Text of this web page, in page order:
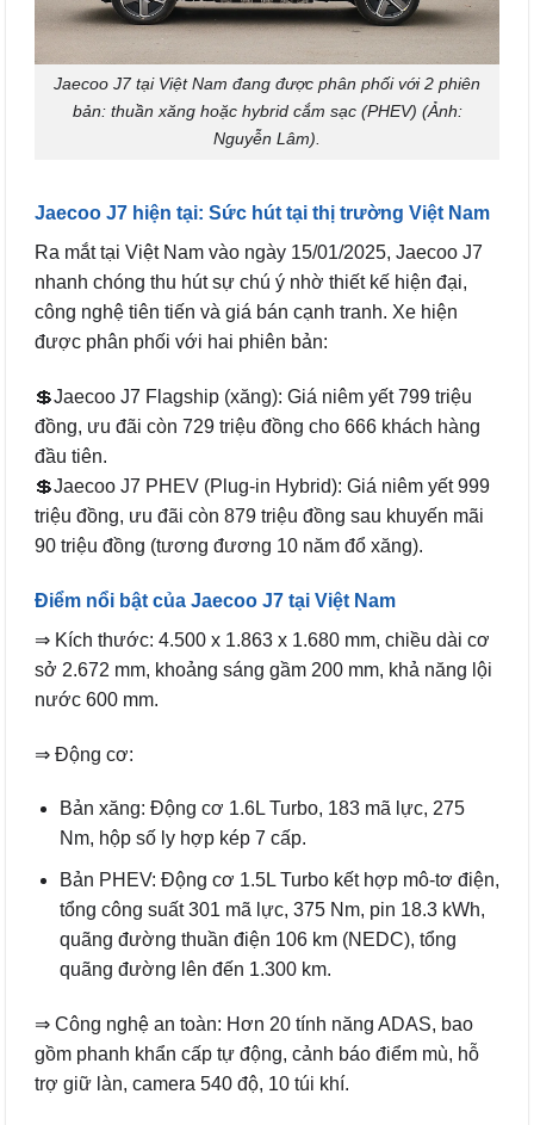
Jaecoo J7 tại Việt Nam đang được phân phối với 2 phiên
bản: thuần xăng hoặc hybrid cắm sạc (PHEV) (Ảnh:
Nguyễn Lâm).
Jaecoo J7 hiện tại: Sức hút tại thị trường Việt Nam
Ra mắt tại Việt Nam vào ngày 15/01/2025, Jaecoo J7
nhanh chóng thu hút sự chú ý nhờ thiết kế hiện đại,
công nghệ tiên tiến và giá bán cạnh tranh. Xe hiện
được phân phối với hai phiên bản:
💲Jaecoo J7 Flagship (xăng): Giá niêm yết 799 triệu
đồng, ưu đãi còn 729 triệu đồng cho 666 khách hàng
đầu tiên.
💲Jaecoo J7 PHEV (Plug-in Hybrid): Giá niêm yết 999
triệu đồng, ưu đãi còn 879 triệu đồng sau khuyến mãi
90 triệu đồng (tương đương 10 năm đổ xăng).
Điểm nổi bật của Jaecoo J7 tại Việt Nam
⇒ Kích thước: 4.500 x 1.863 x 1.680 mm, chiều dài cơ
sở 2.672 mm, khoảng sáng gầm 200 mm, khả năng lội
nước 600 mm.
⇒ Động cơ:
Bản xăng: Động cơ 1.6L Turbo, 183 mã lực, 275
Nm, hộp số ly hợp kép 7 cấp.
Bản PHEV: Động cơ 1.5L Turbo kết hợp mô-tơ điện,
tổng công suất 301 mã lực, 375 Nm, pin 18.3 kWh,
quãng đường thuần điện 106 km (NEDC), tổng
quãng đường lên đến 1.300 km.
⇒ Công nghệ an toàn: Hơn 20 tính năng ADAS, bao
gồm phanh khẩn cấp tự động, cảnh báo điểm mù, hỗ
trợ giữ làn, camera 540 độ, 10 túi khí.